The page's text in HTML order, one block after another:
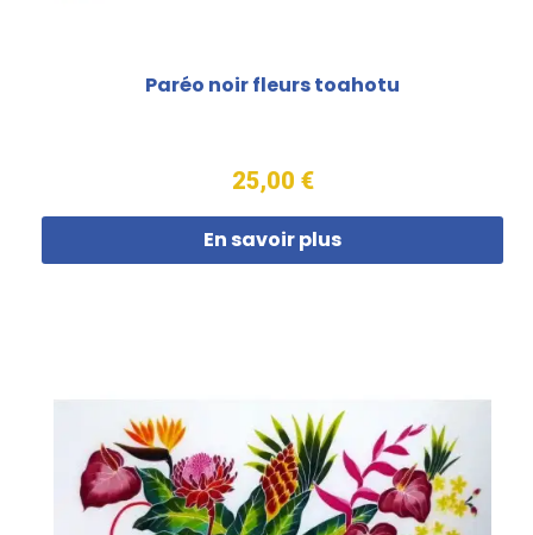
Paréo noir fleurs toahotu
25,00 €
En savoir plus